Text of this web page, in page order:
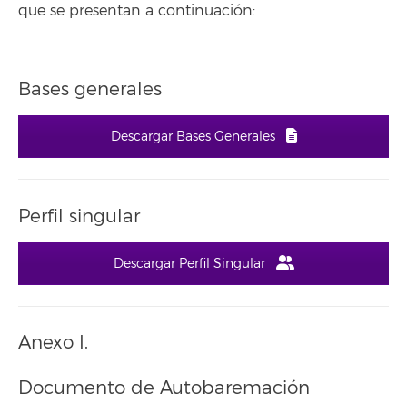
que se presentan a continuación:
Bases generales
Descargar Bases Generales
Perfil singular
Descargar Perfil Singular
Anexo I.
Documento de Autobaremación